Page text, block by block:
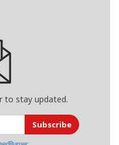
to stay updated.
Subscribe